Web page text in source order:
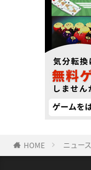
HOME ニュース